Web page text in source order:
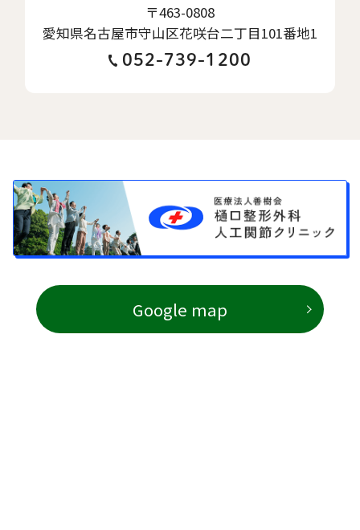
〒463-0808
愛知県名古屋市守山区花咲台二丁目101番地1
052-739-1200
Google map